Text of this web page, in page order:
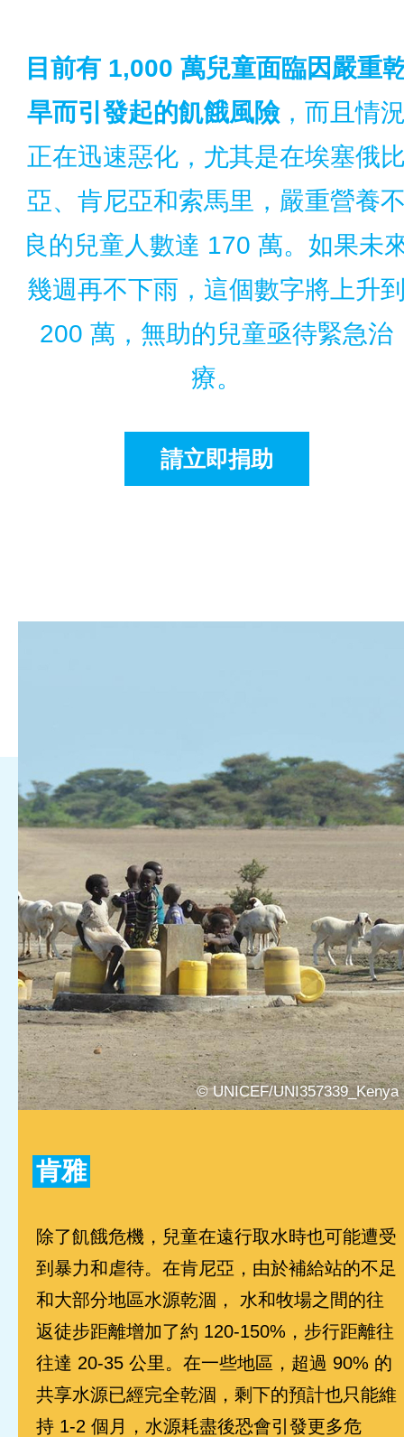
目前有 1,000 萬兒童面臨因嚴重
旱而引發起的飢餓風險，而且情
正在迅速惡化，尤其是在埃塞俄
亞、肯尼亞和索馬里，嚴重營養
良的兒童人數達 170 萬。如果未
幾週再不下雨，這個數字將上升
200 萬，無助的兒童亟待緊急治
療。
請立即捐助
© UNICEF/UNI357339_Kenya
肯雅
除了飢餓危機，兒童在遠行取水時也可能遭受
到暴力和虐待。在肯尼亞，由於補給站的不足
和大部分地區水源乾涸， 水和牧場之間的往
返徒步距離增加了約 120-150%，步行距離往
往達 20-35 公里。在一些地區，超過 90% 的
共享水源已經完全乾涸，剩下的預計也只能維
持 1-2 個月，水源耗盡後恐會引發更多危